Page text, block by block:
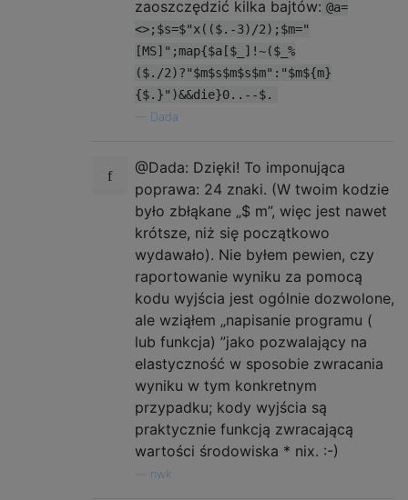
zaoszczędzić kilka bajtów: @a=
<>;$s=$"x(($.-3)/2);$m="
[MS]";map{$a[$_]!~($_%
($./2)?"$m$s$m$s$m":"$m${m}
{$.}")&&die}0..--$.
Dada
@Dada: Dzięki! To imponująca
poprawa: 24 znaki. (W twoim kodzie
było zbłąkane „$ m”, więc jest nawet
krótsze, niż się początkowo
wydawało). Nie byłem pewien, czy
raportowanie wyniku za pomocą
kodu wyjścia jest ogólnie dozwolone,
ale wziąłem „napisanie programu (
lub funkcja) ”jako pozwalający na
elastyczność w sposobie zwracania
wyniku w tym konkretnym
przypadku; kody wyjścia są
praktycznie funkcją zwracającą
wartości środowiska * nix. :-)
nwk